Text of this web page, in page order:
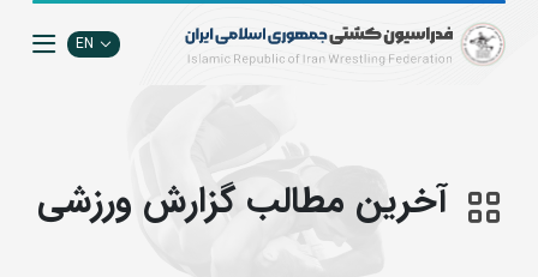
EN
آخرین مطالب گزارش ورزشی